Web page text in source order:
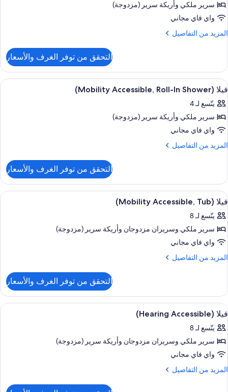
فيلا
(Hearing
Accessible)
سرير ملكي‫‬ وأريكة سرير (مزدوجة)
واي فاي مجاني
المزيد من التفاصيل
المزيد
فيلا
(Hearing
Accessible)
التحقق من توفر الغرف والأسعار
استعراض
جميع
صور
فيلا
(Mobility
Accessible,
Shower)
3
فيلا (Mobility Accessible, Roll-In Shower)
يتّسع لـ 4
سرير ملكي‫‬ وأريكة سرير (مزدوجة)
واي فاي مجاني
المزيد من التفاصيل
المزيد
فيلا
(Mobility
Accessible,
In
Shower)
التحقق من توفر الغرف والأسعار
استعراض
جميع
صور
فيلا
(Mobility
Accessible,
6
فيلا (Mobility Accessible, Tub)
يتّسع لـ 8
سرير ملكي‫‬ وسريران مزدوجان‫‬ وأريكة سرير (مزدوجة)
واي فاي مجاني
المزيد من التفاصيل
المزيد
فيلا
(Mobility
Accessible,
التحقق من توفر الغرف والأسعار
استعراض
جميع
صور
فيلا
(Hearing
Accessible)
6
فيلا (Hearing Accessible)
يتّسع لـ 8
سرير ملكي‫‬ وسريران مزدوجان‫‬ وأريكة سرير (مزدوجة)
واي فاي مجاني
المزيد من التفاصيل
المزيد